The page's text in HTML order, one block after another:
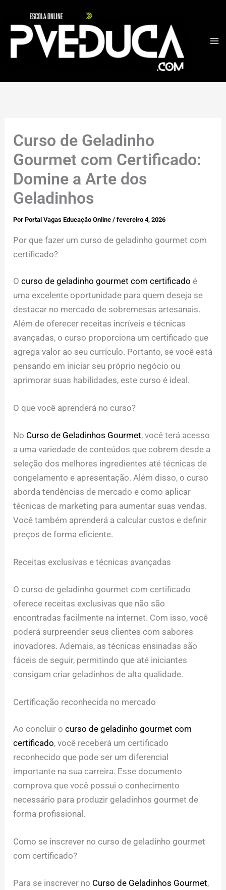
Curso de Geladinho
Gourmet com Certificado:
Domine a Arte dos
Geladinhos
PorPortal Vagas Educação Online/fevereiro 4, 2026
Por que fazer um curso de geladinho gourmet com
certificado?
Ocurso de geladinho gourmet com certificado é
uma excelente oportunidade para quem deseja se
destacar no mercado de sobremesas artesanais.
Além de oferecer receitas incríveis e técnicas
avançadas, o curso proporciona um certificado que
agrega valor ao seu currículo. Portanto, se você está
pensando em iniciar seu próprio negócio ou
aprimorar suas habilidades, este curso é ideal.
O que você aprenderá no curso?
No Curso de Geladinhos Gourmet, você terá acesso
a uma variedade de conteúdos que cobrem desde a
seleção dos melhores ingredientes até técnicas de
congelamento e apresentação. Além disso, o curso
aborda tendências de mercado e como aplicar
técnicas de marketing para aumentar suas vendas.
Você também aprenderá a calcular custos e definir
preços de forma eficiente.
Receitas exclusivas e técnicas avançadas
O curso de geladinho gourmet com certificado
oferece receitas exclusivas que não são
encontradas facilmente na internet. Com isso, você
poderá surpreender seus clientes com sabores
inovadores. Ademais, as técnicas ensinadas são
fáceis de seguir, permitindo que até iniciantes
consigam criar geladinhos de alta qualidade.
Certificação reconhecida no mercado
Ao concluir ocurso de geladinho gourmet com
certificado, você receberá um certificado
reconhecido que pode ser um diferencial
importante na sua carreira. Esse documento
comprova que você possui o conhecimento
necessário para produzir geladinhos gourmet de
forma profissional.
Como se inscrever no curso de geladinho gourmet
com certificado?
Para se inscrever no Curso de Geladinhos Gourmet,